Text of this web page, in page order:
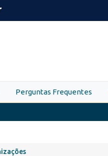
Perguntas Frequentes